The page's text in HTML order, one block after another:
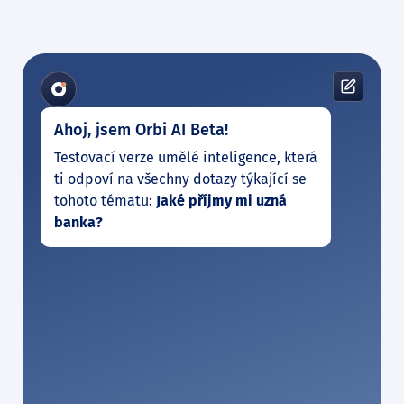
Ahoj, jsem Orbi AI Beta!
Testovací verze umělé inteligence, která
ti odpoví na všechny dotazy týkající se
tohoto tématu: Jaké příjmy mi uzná
banka?